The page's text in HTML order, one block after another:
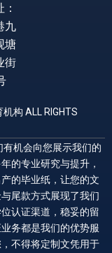
九
塘
街
构 ALL RIGHTS
机会向您展示我们的
的专业研究与提升，
的毕业纸，让您的文
尾款方式展现了我们
认证渠道，稳妥的留
务都是我们的优势服
不得将定制文凭用于